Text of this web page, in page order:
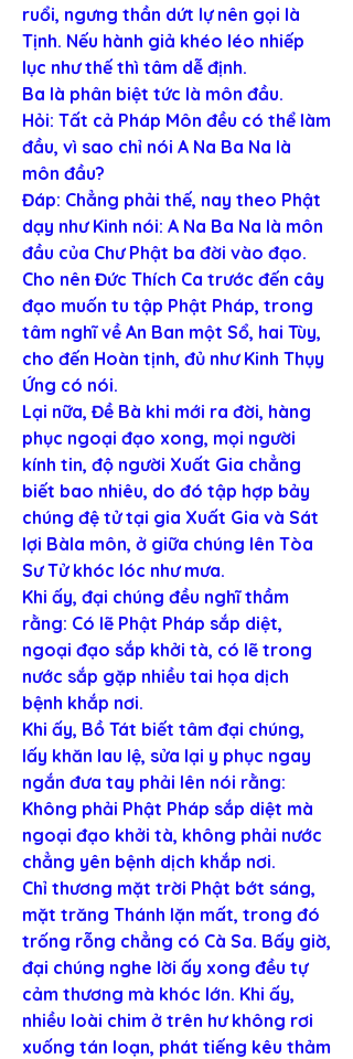
ruổi, ngưng thần dứt lự nên gọi là
Tịnh. Nếu hành giả khéo léo nhiếp
lục như thế thì tâm dễ định.
Ba là phân biệt tức là môn đầu.
Hỏi: Tất cả Pháp Môn đều có thể làm
đầu, vì sao chỉ nói A Na Ba Na là
môn đầu?
Đáp: Chẳng phải thế, nay theo Phật
dạy như Kinh nói: A Na Ba Na là môn
đầu của Chư Phật ba đời vào đạo.
Cho nên Đức Thích Ca trước đến cây
đạo muốn tu tập Phật Pháp, trong
tâm nghĩ về An Ban một Sổ, hai Tùy,
cho đến Hoàn tịnh, đủ như Kinh Thụy
Ứng có nói.
Lại nữa, Đề Bà khi mới ra đời, hàng
phục ngoại đạo xong, mọi người
kính tin, độ người Xuất Gia chẳng
biết bao nhiêu, do đó tập hợp bảy
chúng đệ tử tại gia Xuất Gia và Sát
lợi Bàla môn, ở giữa chúng lên Tòa
Sư Tử khóc lóc như mưa.
Khi ấy, đại chúng đều nghĩ thầm
rằng: Có lẽ Phật Pháp sắp diệt,
ngoại đạo sắp khởi tà, có lẽ trong
nước sắp gặp nhiều tai họa dịch
bệnh khắp nơi.
Khi ấy, Bồ Tát biết tâm đại chúng,
lấy khăn lau lệ, sửa lại y phục ngay
ngắn đưa tay phải lên nói rằng:
Không phải Phật Pháp sắp diệt mà
ngoại đạo khởi tà, không phải nước
chẳng yên bệnh dịch khắp nơi.
Chỉ thương mặt trời Phật bớt sáng,
mặt trăng Thánh lặn mất, trong đó
trống rỗng chẳng có Cà Sa. Bấy giờ,
đại chúng nghe lời ấy xong đều tự
cảm thương mà khóc lớn. Khi ấy,
nhiều loài chim ở trên hư không rơi
xuống tán loạn, phát tiếng kêu thảm